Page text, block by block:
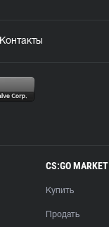
Контакты
CS:GO MARKET
Купить
Продать